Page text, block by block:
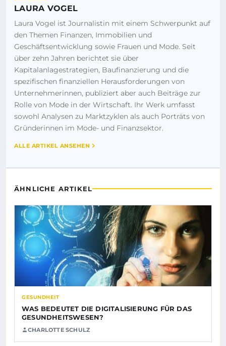
LAURA VOGEL
Laura Vogel ist Journalistin mit einem Schwerpunkt auf
den Themen Finanzen, Immobilien und
Geschäftsentwicklung sowie Frauen und Mode. Seit
über zehn Jahren berichtet sie über
Kapitalanlagestrategien, Baufinanzierung und die
spezifischen finanziellen Herausforderungen von
Unternehmerinnen, publiziert aber auch Beiträge zur
Rolle von Mode in der Wirtschaft. Ihr Werk umfasst
sowohl Analysen zu Marktzyklen als auch Porträts von
Gründerinnen im Mode- und Finanzsektor.
ALLE ARTIKEL ANSEHEN
ÄHNLICHE ARTIKEL
GESUNDHEIT
WAS BEDEUTET DIE DIGITALISIERUNG FÜR DAS
GESUNDHEITSWESEN?
CHARLOTTE SCHULZ